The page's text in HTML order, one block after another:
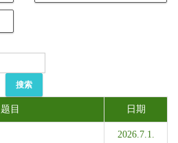
搜索
题目 日期
2026.7.1.